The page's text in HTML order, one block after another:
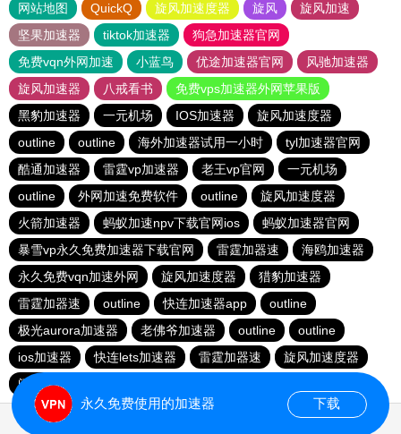
网站地图 QuickQ 旋风加速度器 旋风
旋风加速
坚果加速器
tiktok加速器
狗急加速器官网
免费vqn外网加速
小蓝鸟 优途加速器官网
风驰加速器
旋风加速器
八戒看书
免费vps加速器外网苹果版
黑豹加速器
一元机场 IOS加速器
旋风加速度器
outline
outline 海外加速器试用一小时
tyl加速器官网
酷通加速器
雷霆vp加速器 老王vp官网
一元机场
outline
外网加速免费软件 outline
旋风加速度器
火箭加速器
蚂蚁加速npv下载官网ios
蚂蚁加速器官网
暴雪vp永久免费加速器下载官网
雷霆加器速
海鸥加速器
永久免费vqn加速外网
旋风加速度器
猎豹加速器
雷霆加器速
outline 快连加速器app
outline
极光aurora加速器
老佛爷加速器 outline
outline
ios加速器
快连lets加速器 雷霆加器速
旋风加速度器
闪电猫加速器
永久免费使用的加速器 下载